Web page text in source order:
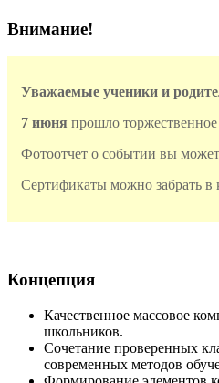
Внимание!
Уважаемые ученики и
7 июня прошло
Фотоотчет о событии вы
Сертификаты можно забрать в
Концепция
Качественное массовое
школьников.
Сочетание проверенных
современных методов